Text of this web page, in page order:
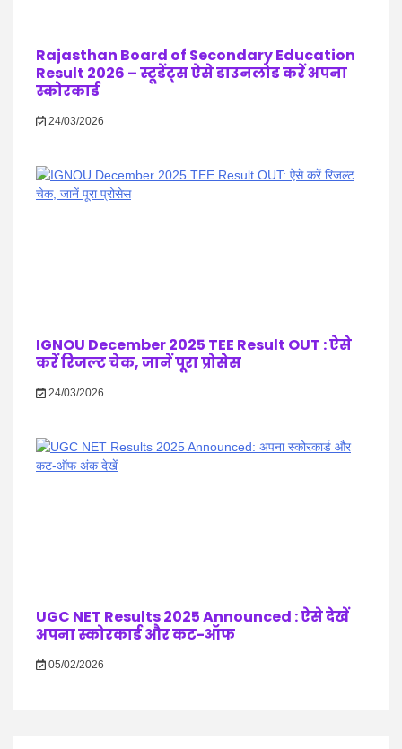
Rajasthan Board of Secondary Education
Result 2026 – स्टूडेंट्स ऐसे डाउनलोड करें अपना
स्कोरकार्ड
24/03/2026
IGNOU December 2025 TEE Result OUT : ऐसे
करें रिजल्ट चेक, जानें पूरा प्रोसेस
24/03/2026
UGC NET Results 2025 Announced : ऐसे देखें
अपना स्कोरकार्ड और कट-ऑफ
05/02/2026